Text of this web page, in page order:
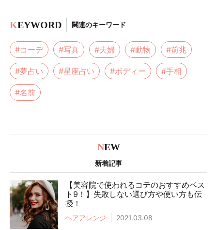
KEYWORD 関連のキーワード
#コーデ #写真 #夫婦 #動物 #前兆
#夢占い #星座占い #ボディー #手相
#名前
NEW
新着記事
【美容院で使われるコテのおすすめベス
ト9！】失敗しない選び方や使い方も伝
授！
ヘアアレンジ 2021.03.08